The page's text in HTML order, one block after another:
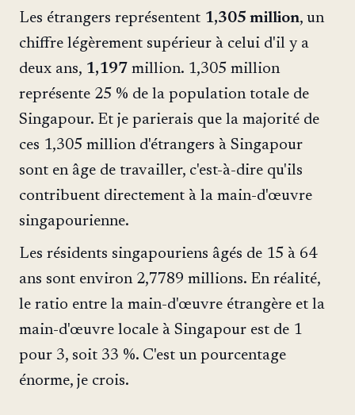
Les étrangers représentent 1,305 million, un
chiffre légèrement supérieur à celui d'il y a
deux ans, 1,197 million. 1,305 million
représente 25 % de la population totale de
Singapour. Et je parierais que la majorité de
ces 1,305 million d'étrangers à Singapour
sont en âge de travailler, c'est-à-dire qu'ils
contribuent directement à la main-d'œuvre
singapourienne.
Les résidents singapouriens âgés de 15 à 64
ans sont environ 2,7789 millions. En réalité,
le ratio entre la main-d'œuvre étrangère et la
main-d'œuvre locale à Singapour est de 1
pour 3, soit 33 %. C'est un pourcentage
énorme, je crois.